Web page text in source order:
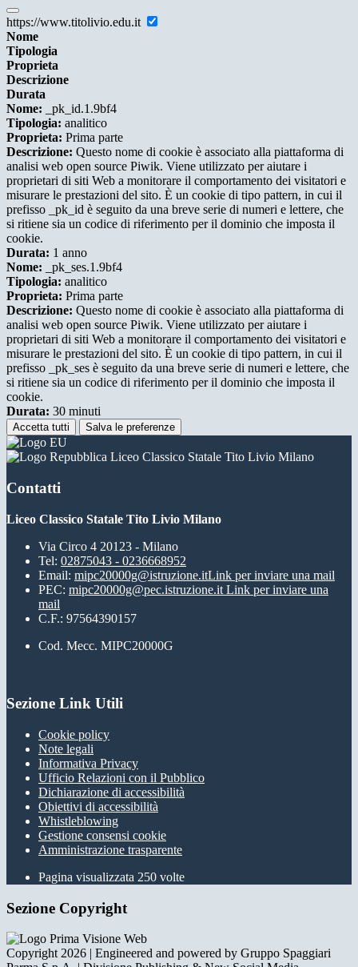
https://www.titolivio.edu.it
Nome
Tipologia
Proprieta
Descrizione
Durata
Nome: _pk_id.1.9bf4
Tipologia: analitico
Proprieta: Prima parte
Descrizione: Questo nome di cookie è associato alla piattaforma di
analisi web open source Piwik. Viene utilizzato per aiutare i
proprietari di siti Web a monitorare il comportamento dei visitatori e
misurare le prestazioni del sito. È un cookie di tipo pattern, in cui il
prefisso _pk_id è seguito da una breve serie di numeri e lettere, che
si ritiene sia un codice di riferimento per il dominio che imposta il
cookie.
Durata: 1 anno
Nome: _pk_ses.1.9bf4
Tipologia: analitico
Proprieta: Prima parte
Descrizione: Questo nome di cookie è associato alla piattaforma di
analisi web open source Piwik. Viene utilizzato per aiutare i
proprietari di siti Web a monitorare il comportamento dei visitatori e
misurare le prestazioni del sito. È un cookie di tipo pattern, in cui il
prefisso _pk_ses è seguito da una breve serie di numeri e lettere, che
si ritiene sia un codice di riferimento per il dominio che imposta il
cookie.
Durata: 30 minuti
Accetta tutti Salva le preferenze
Liceo Classico Statale Tito Livio Milano
Contatti
Liceo Classico Statale Tito Livio Milano
Via Circo 4 20123 - Milano
Tel: 02875043 - 0236668952
Email: mipc20000g@istruzione.itLink per inviare una mail
PEC: mipc20000g@pec.istruzione.it Link per inviare una
mail
C.F.: 97564390157
Cod. Mecc. MIPC20000G
Sezione Link Utili
Cookie policy
Note legali
Informativa Privacy
Ufficio Relazioni con il Pubblico
Dichiarazione di accessibilità
Obiettivi di accessibilità
Whistleblowing
Gestione consensi cookie
Amministrazione trasparente
Pagina visualizzata 250 volte
Sezione Copyright
Copyright 2026 | Engineered and powered by Gruppo Spaggiari